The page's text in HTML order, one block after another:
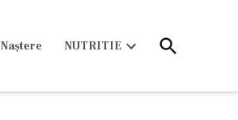
Naștere NUTRITIE
Open
Search